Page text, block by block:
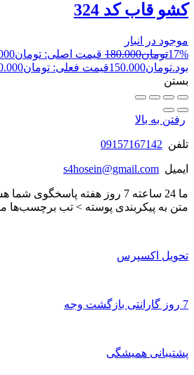
کشو قاب کد 324
موجود در انبار
17%تومان180.000
قیمت
بود.تومان150.000قیمت فعلی: تومان150.000.
بستن
رفتن به بالا
تلفن 09157167142
ایمیل s4hosein@gmail.com
ما 24 ساعته 7 روز هفته
متن به پیکربندی پوسته > تب برچسب‌ها
تحویل اکسپرس
7 روز گارانتی بازگشت وجه
پشتیبانی همیشگی